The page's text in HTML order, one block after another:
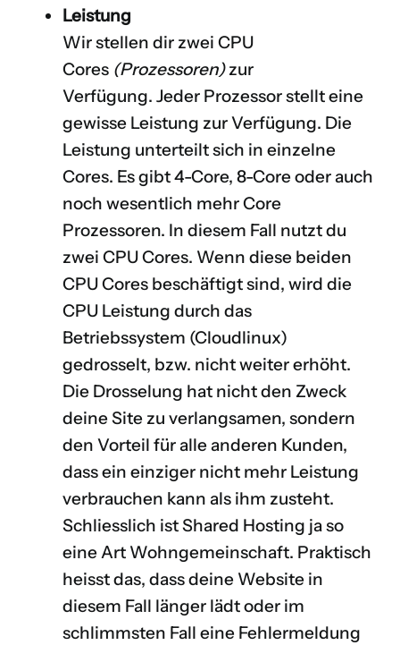
Leistung
Wir stellen dir zwei CPU
Cores (Prozessoren)zur
Verfügung. Jeder Prozessor stellt eine
gewisse Leistung zur Verfügung. Die
Leistung unterteilt sich in einzelne
Cores. Es gibt 4-Core, 8-Core oder auch
noch wesentlich mehr Core
Prozessoren. In diesem Fall nutzt du
zwei CPU Cores. Wenn diese beiden
CPU Cores beschäftigt sind, wird die
CPU Leistung durch das
Betriebssystem (Cloudlinux)
gedrosselt, bzw. nicht weiter erhöht.
Die Drosselung hat nicht den Zweck
deine Site zu verlangsamen, sondern
den Vorteil für alle anderen Kunden,
dass ein einziger nicht mehr Leistung
verbrauchen kann als ihm zusteht.
Schliesslich ist Shared Hosting ja so
eine Art Wohngemeinschaft. Praktisch
heisst das, dass deine Website in
diesem Fall länger lädt oder im
schlimmsten Fall eine Fehlermeldung